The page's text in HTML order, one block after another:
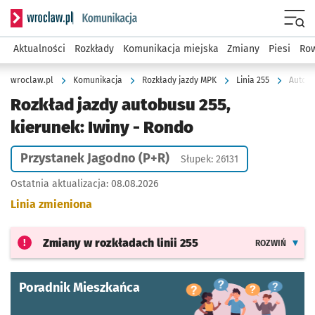
Serwis informacyjny wroclaw.pl podserwis: Komunikacja
Aktualności Rozkłady Komunikacja miejska Zmiany Piesi
wroclaw.pl Komunikacja Rozkłady jazdy MPK Linia 255
Rozkład jazdy autobusu 255,
kierunek: Iwiny - Rondo
Przystanek Jagodno (P+R) Słupek: 26131
Ostatnia aktualizacja: 08.08.2026
Linia zmieniona
Zmiany w rozkładach linii 255 ROZWIŃ
Poradnik Mieszkańca